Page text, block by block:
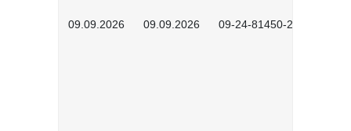
09.09.2026 09.09.2026 09-24-81450-2603